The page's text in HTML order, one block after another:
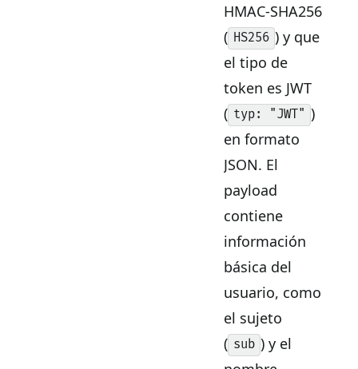
HMAC-SHA256
( HS256 ) y que
el tipo de
token es JWT
( typ: "JWT" )
en formato
JSON. El
payload
contiene
información
básica del
usuario, como
el sujeto
( sub ) y el